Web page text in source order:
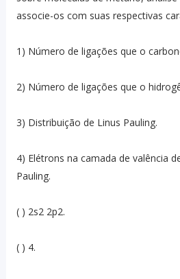
associe-os com suas respectivas
1) Número de ligações que o
2) Número de ligações que o
3) Distribuição de Linus Pauling.
4) Elétrons na camada de valência
Pauling.
( ) 2s2 2p2.
( ) 4.